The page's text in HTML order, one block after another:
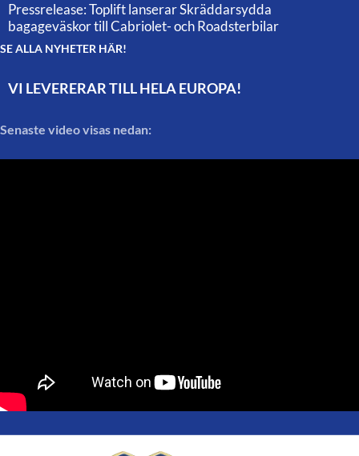
Pressrelease: Toplift lanserar Skräddarsydda
bagageväskor till Cabriolet- och Roadsterbilar
SE ALLA NYHETER HÄR!
VI LEVERERAR TILL HELA EUROPA!
Senaste video visas nedan: